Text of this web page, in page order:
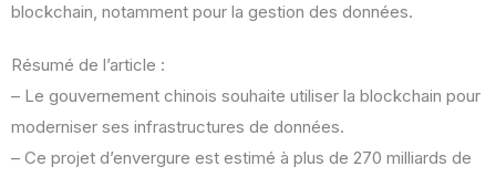
blockchain, notamment pour la gestion des données.
Résumé de l’article :
– Le gouvernement chinois souhaite utiliser la blockchain pour
moderniser ses infrastructures de données.
– Ce projet d’envergure est estimé à plus de 270 milliards de